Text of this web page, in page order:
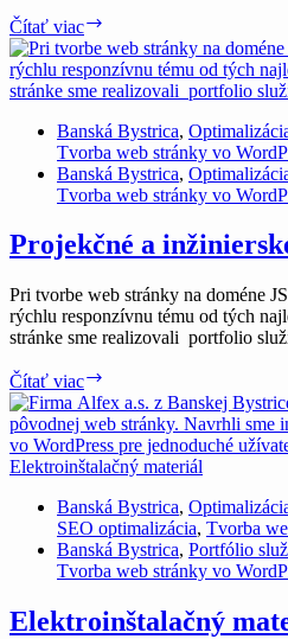
Čítať viac
Nonstop
Banská Bystrica,
Tvorba web stránky vo
Banská Bystrica,
Tvorba web stránky vo
Projekčné a
Pri tvorbe web stránky na doméne
rýchlu responzívnu tému od tých
stránke sme realizovali portfolio
Čítať viac
a
inžinierske
služby
Banská Bystrica,
SEO optimalizácia, Tvorba
Banská Bystrica, Portfólio
Tvorba web stránky vo
Elektroinštalačný